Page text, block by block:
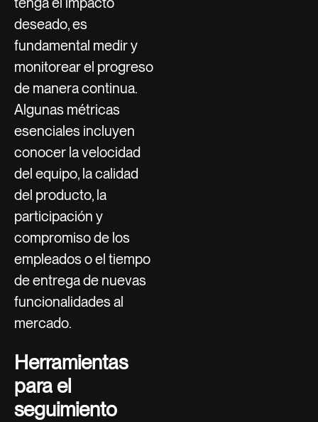
deseado, es
fundamental medir y
monitorear el progreso
de manera continua.
Algunas métricas
esenciales incluyen
conocer la velocidad
del equipo, la calidad
del producto, la
participación y
compromiso de los
empleados o el tiempo
de entrega de nuevas
funcionalidades al
mercado.
Herramientas
para el
seguimiento